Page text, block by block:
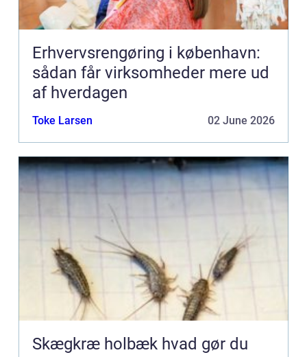
Erhvervsrengøring i københavn:
sådan får virksomheder mere ud
af hverdagen
Toke Larsen 02 June 2026
Skægkræ holbæk hvad gør du